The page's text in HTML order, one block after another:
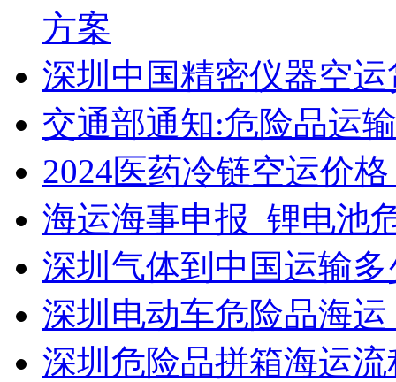
方案
深圳中国精密仪器空
交通部通知:危险品运
2024医药冷链空运价
海运海事申报_锂电池
深圳气体到中国运输
深圳电动车危险品海
深圳危险品拼箱海运